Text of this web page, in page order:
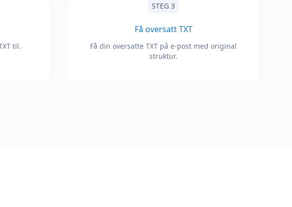
til.
STEG 3
Få oversatt TXT
Få din oversatte TXT på e-post med original
struktur.